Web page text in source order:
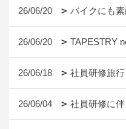
26/06/20 バイクにも
26/06/20 TAPESTRY
26/06/18 社員研修旅
26/06/04 社員研修に